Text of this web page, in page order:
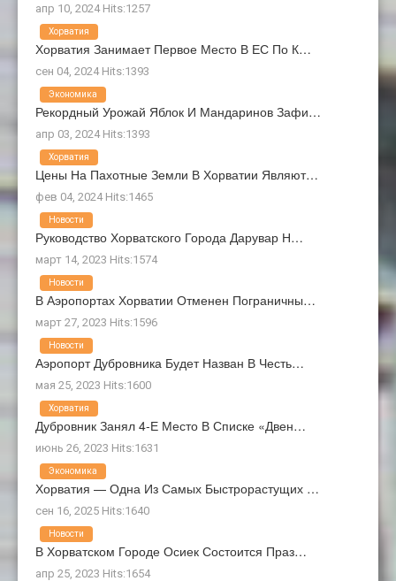
апр 10, 2024 Hits:1257
Хорватия Занимает Первое Место В ЕС По К…
сен 04, 2024 Hits:1393
Хорватия
Рекордный Урожай Яблок И Мандаринов Зафи…
апр 03, 2024 Hits:1393
Экономика
Цены На Пахотные Земли В Хорватии Являют…
фев 04, 2024 Hits:1465
Хорватия
Руководство Хорватского Города Дарувар Н…
март 14, 2023 Hits:1574
Новости
В Аэропортах Хорватии Отменен Пограничны…
март 27, 2023 Hits:1596
Новости
Аэропорт Дубровника Будет Назван В Честь…
мая 25, 2023 Hits:1600
Новости
Дубровник Занял 4-Е Место В Списке «Двен…
июнь 26, 2023 Hits:1631
Хорватия
Хорватия — Одна Из Самых Быстрорастущих …
сен 16, 2025 Hits:1640
Экономика
В Хорватском Городе Осиек Состоится Праз…
апр 25, 2023 Hits:1654
Новости